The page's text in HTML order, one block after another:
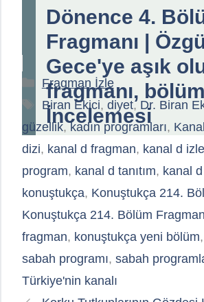
Dönence 4.
Fragmanı |
Gece'ye aşık
fragmanı, bölüm
İncelemesi
Kategoriler
Fragman İzle
Etiketler
Biran Ekici, diyet, Dr. Biran
güzellik,kadın programları,
dizi, kanal d fragman, kanal d izle
program, kanal d tanıtım, kanal
konuştukça, Konuştukça 214.
Konuştukça 214. Bölüm
fragman, konuştukça yeni bölüm,
sabah programı, sabah
Türkiye'nin kanalı